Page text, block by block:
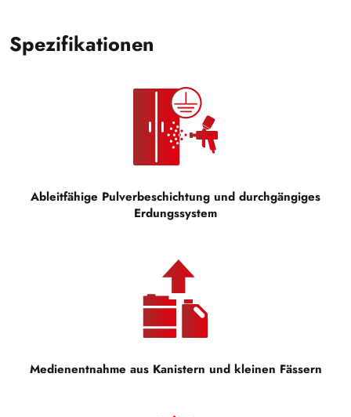
Spezifikationen
Ableitfähige Pulverbeschichtung und durchgängiges
Erdungssystem
Medienentnahme aus Kanistern und kleinen Fässern